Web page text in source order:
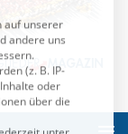
unter
die eine